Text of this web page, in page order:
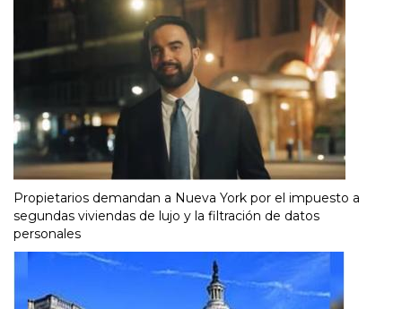
Propietarios demandan a Nueva York por el impuesto a
segundas viviendas de lujo y la filtración de datos
personales